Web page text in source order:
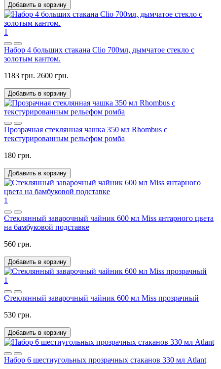
Добавить в корзину
1
Набор 4 больших стакана Clio 700мл, дымчатое стекло с
золотым кантом.
1183 грн. 2600 грн.
Добавить в корзину
Прозрачная стеклянная чашка 350 мл Rhombus с
текстурированным рельефом ромба
180 грн.
Добавить в корзину
1
Стеклянный заварочный чайник 600 мл Miss янтарного цвета
на бамбуковой подставке
560 грн.
Добавить в корзину
1
Стеклянный заварочный чайник 600 мл Miss прозрачный
530 грн.
Добавить в корзину
Набор 6 шестиугольных прозрачных стаканов 330 мл Atlant